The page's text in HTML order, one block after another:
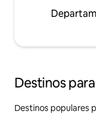
Destinos
Destinos populares